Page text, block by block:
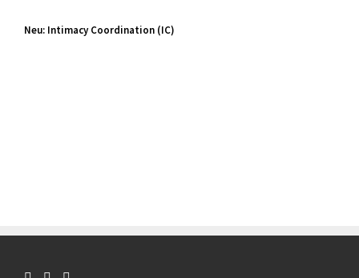
Neu: Intimacy Coordination (IC)